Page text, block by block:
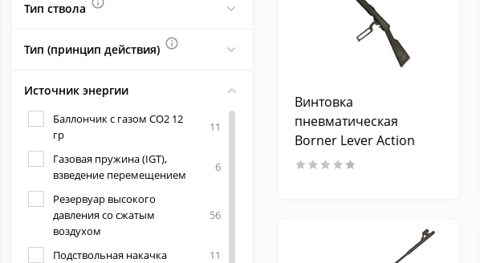
Тип ствола
Тип (принцип действия)
Источник энергии
Баллончик с газом CO2 12
гр
11
Газовая пружина (IGT),
взведение перемещением
6
Резервуар высокого
давления со сжатым
воздухом
56
Подствольная накачка
11
Винтовка
пневматическая
Borner Lever Action
(пластик)